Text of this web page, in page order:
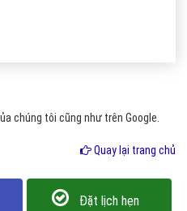
chúng tôi cũng như trên Google.
Quay lại trang chủ
Đặt lịch hẹn